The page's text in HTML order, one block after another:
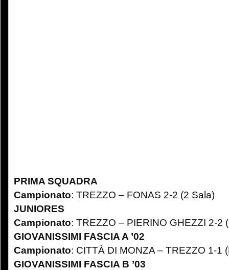
PRIMA SQUADRA
Campionato: TREZZO – FONAS 2-2 (2 Sala)
JUNIORES
Campionato: TREZZO – PIERINO GHEZZI 2-2
GIOVANISSIMI FASCIA A ’02
Campionato: CITTÀ DI MONZA – TREZZO 1-1
GIOVANISSIMI FASCIA B ’03